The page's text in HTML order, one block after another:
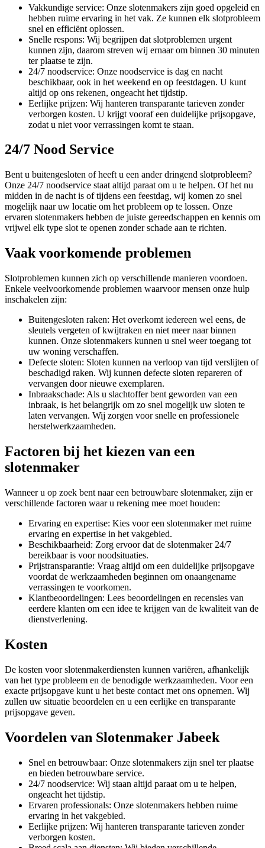
Vakkundige service: Onze slotenmakers zijn goed opgeleid en
hebben ruime ervaring in het vak. Ze kunnen elk slotprobleem
snel en efficiënt oplossen.
Snelle respons: Wij begrijpen dat slotproblemen urgent
kunnen zijn, daarom streven wij ernaar om binnen 30 minuten
ter plaatse te zijn.
24/7 noodservice: Onze noodservice is dag en nacht
beschikbaar, ook in het weekend en op feestdagen. U kunt
altijd op ons rekenen, ongeacht het tijdstip.
Eerlijke prijzen: Wij hanteren transparante tarieven zonder
verborgen kosten. U krijgt vooraf een duidelijke prijsopgave,
zodat u niet voor verrassingen komt te staan.
24/7 Nood Service
Bent u buitengesloten of heeft u een ander dringend slotprobleem?
Onze 24/7 noodservice staat altijd paraat om u te helpen. Of het nu
midden in de nacht is of tijdens een feestdag, wij komen zo snel
mogelijk naar uw locatie om het probleem op te lossen. Onze
ervaren slotenmakers hebben de juiste gereedschappen en kennis om
vrijwel elk type slot te openen zonder schade aan te richten.
Vaak voorkomende problemen
Slotproblemen kunnen zich op verschillende manieren voordoen.
Enkele veelvoorkomende problemen waarvoor mensen onze hulp
inschakelen zijn:
Buitengesloten raken: Het overkomt iedereen wel eens, de
sleutels vergeten of kwijtraken en niet meer naar binnen
kunnen. Onze slotenmakers kunnen u snel weer toegang tot
uw woning verschaffen.
Defecte sloten: Sloten kunnen na verloop van tijd verslijten of
beschadigd raken. Wij kunnen defecte sloten repareren of
vervangen door nieuwe exemplaren.
Inbraakschade: Als u slachtoffer bent geworden van een
inbraak, is het belangrijk om zo snel mogelijk uw sloten te
laten vervangen. Wij zorgen voor snelle en professionele
herstelwerkzaamheden.
Factoren bij het kiezen van een
slotenmaker
Wanneer u op zoek bent naar een betrouwbare slotenmaker, zijn er
verschillende factoren waar u rekening mee moet houden:
Ervaring en expertise: Kies voor een slotenmaker met ruime
ervaring en expertise in het vakgebied.
Beschikbaarheid: Zorg ervoor dat de slotenmaker 24/7
bereikbaar is voor noodsituaties.
Prijstransparantie: Vraag altijd om een duidelijke prijsopgave
voordat de werkzaamheden beginnen om onaangename
verrassingen te voorkomen.
Klantbeoordelingen: Lees beoordelingen en recensies van
eerdere klanten om een idee te krijgen van de kwaliteit van de
dienstverlening.
Kosten
De kosten voor slotenmakerdiensten kunnen variëren, afhankelijk
van het type probleem en de benodigde werkzaamheden. Voor een
exacte prijsopgave kunt u het beste contact met ons opnemen. Wij
zullen uw situatie beoordelen en u een eerlijke en transparante
prijsopgave geven.
Voordelen van Slotenmaker Jabeek
Snel en betrouwbaar: Onze slotenmakers zijn snel ter plaatse
en bieden betrouwbare service.
24/7 noodservice: Wij staan altijd paraat om u te helpen,
ongeacht het tijdstip.
Ervaren professionals: Onze slotenmakers hebben ruime
ervaring in het vakgebied.
Eerlijke prijzen: Wij hanteren transparante tarieven zonder
verborgen kosten.